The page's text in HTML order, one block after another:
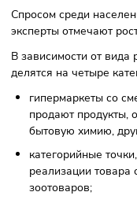
С учётом политики
дискаунтеры бывают
Мягкие. Их
1000 видов